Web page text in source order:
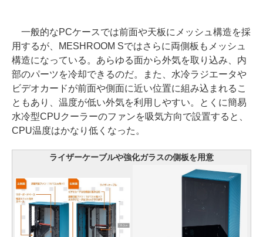
一般的なPCケースでは前面や天板にメッシュ構造を採
用するが、MESHROOM Sではさらに両側板もメッシュ
構造になっている。あらゆる面から外気を取り込み、内
部のパーツを冷却できるのだ。また、水冷ラジエータや
ビデオカードが前面や側面に近い位置に組み込まれるこ
ともあり、温度が低い外気を利用しやすい。とくに簡易
水冷型CPUクーラーのファンを吸気方向で設置すると、
CPU温度はかなり低くなった。
ライザーケーブルや強化ガラスの側板を用意